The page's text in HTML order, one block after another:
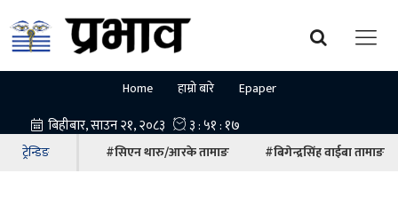
Home हाम्रो बारे Epaper
ट्रेन्डिङ #सिएन थारु/आरके तामाङ #बिगेन्द्रसिंह वाईबा तामाङ